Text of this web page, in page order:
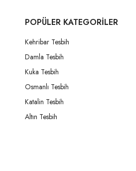
POPÜLER KATEGORİLER
Kehribar Tesbih
Damla Tesbih
Kuka Tesbih
Osmanlı Tesbih
Katalin Tesbih
Altın Tesbih